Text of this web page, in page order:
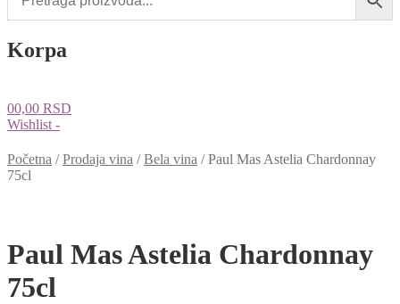
Korpa
00,00 RSD
Wishlist -
Početna /Prodaja vina /Bela vina /Paul Mas Astelia Chardonnay
75cl
Paul Mas Astelia Chardonnay
75cl